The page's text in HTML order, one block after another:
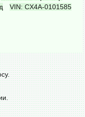
VIN: CX4A-0101585